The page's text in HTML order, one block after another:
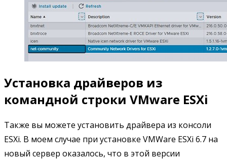
Установка драйверов из
командной строки VMware ESXi
Также вы можете установить драйвера из консоли
ESXi. В моем случае при установке VMWare ESXi 6.7 на
новый сервер оказалось, что в этой версии